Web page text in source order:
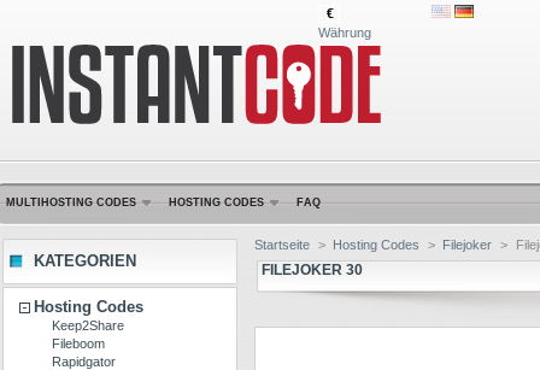
€
Währung
MULTIHOSTING CODES HOSTING CODES FAQ
KATEGORIEN
Hosting Codes
Keep2Share
Fileboom
Rapidgator
Startseite > Hosting Codes > Filejoker >
FILEJOKER 30